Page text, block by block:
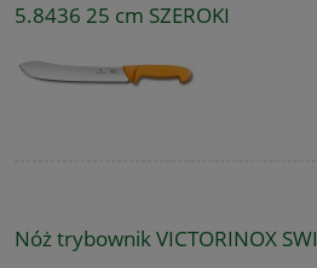
5.8436 25 cm SZEROKI
Nóż trybownik VICTORINOX